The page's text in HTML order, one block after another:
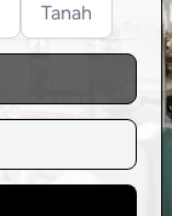
Tanah